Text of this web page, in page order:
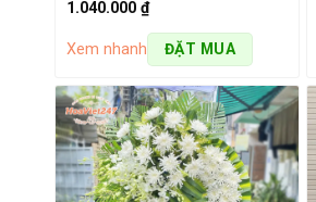
1.040.000 ₫
Xem nhanh ĐẶT MUA